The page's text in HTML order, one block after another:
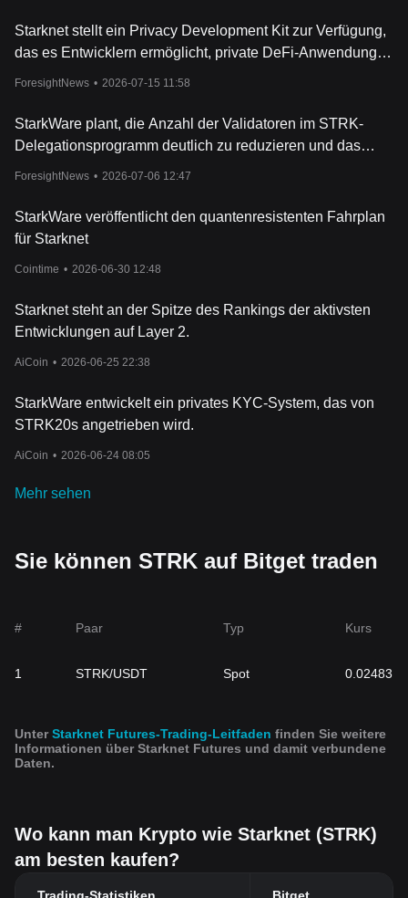
Starknet stellt ein Privacy Development Kit zur Verfügung,
das es Entwicklern ermöglicht, private DeFi-Anwendungen
ForesightNews • 2026-07-15 11:58
StarkWare plant, die Anzahl der Validatoren im STRK-
Delegationsprogramm deutlich zu reduzieren und das
ForesightNews • 2026-07-06 12:47
StarkWare veröffentlicht den quantenresistenten Fahrplan
für Starknet
Cointime • 2026-06-30 12:48
Starknet steht an der Spitze des Rankings der aktivsten
Entwicklungen auf Layer 2.
AiCoin • 2026-06-25 22:38
StarkWare entwickelt ein privates KYC-System, das von
STRK20s angetrieben wird.
AiCoin • 2026-06-24 08:05
Mehr sehen
Sie können STRK auf Bitget traden
# Paar Typ Kurs
1 STRK/USDT Spot 0.02483
UnterStarknet Futures-Trading-Leitfaden finden Sie weitere
Informationen über Starknet Futures und damit verbundene
Daten.
Wo kann man Krypto wie Starknet (STRK)
am besten kaufen?